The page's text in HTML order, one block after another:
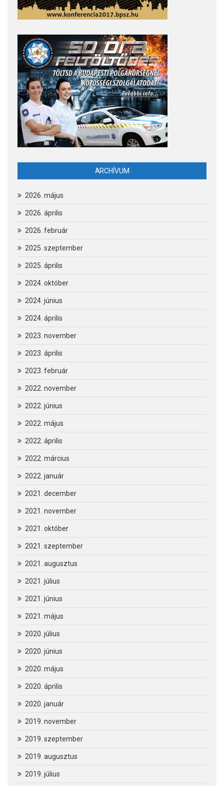
ARCHÍVUM
2026. május
2026. április
2026. február
2025. szeptember
2025. április
2024. október
2024. június
2024. április
2023. november
2023. április
2023. február
2022. november
2022. június
2022. május
2022. április
2022. március
2022. január
2021. december
2021. november
2021. október
2021. szeptember
2021. augusztus
2021. július
2021. június
2021. május
2020. július
2020. június
2020. május
2020. április
2020. január
2019. november
2019. szeptember
2019. augusztus
2019. július